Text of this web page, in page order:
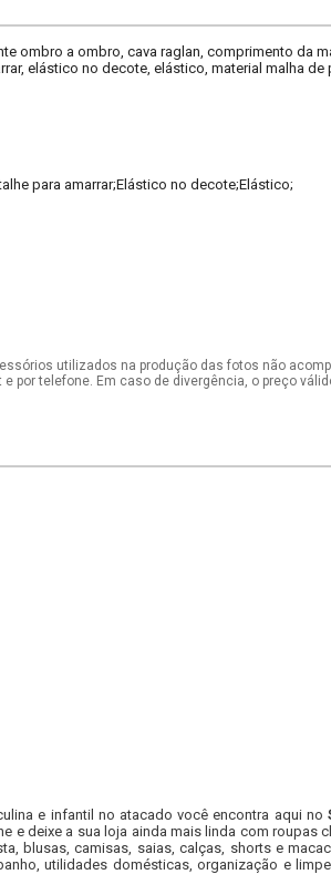
ombro a ombro, cava raglan, comprimento da
elástico no decote, elástico, material malha de
para amarrar;Elástico no decote;Elástico;
utilizados na produção das fotos não
por telefone. Em caso de divergência, o preço
e infantil no atacado você encontra aqui no
e deixe a sua loja ainda mais linda com roupas
blusas, camisas, saias, calças, shorts e
utilidades domésticas, organização e